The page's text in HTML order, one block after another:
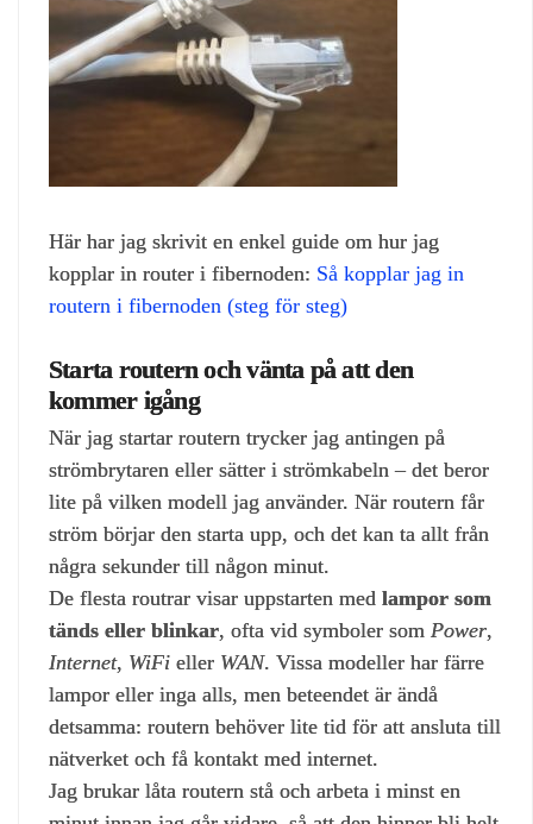
Här har jag skrivit en enkel guide om hur jag
kopplar in router i fibernoden: Så kopplar jag in
routern i fibernoden (steg för steg)
Starta routern och vänta på att den
kommer igång
När jag startar routern trycker jag antingen på
strömbrytaren eller sätter i strömkabeln – det beror
lite på vilken modell jag använder. När routern får
ström börjar den starta upp, och det kan ta allt från
några sekunder till någon minut.
De flesta routrar visar uppstarten med lampor som
tänds eller blinkar, ofta vid symboler som Power,
Internet, WiFi eller WAN. Vissa modeller har färre
lampor eller inga alls, men beteendet är ändå
detsamma: routern behöver lite tid för att ansluta till
nätverket och få kontakt med internet.
Jag brukar låta routern stå och arbeta i minst en